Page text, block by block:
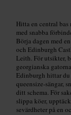
Hitta en central
med snabba
Börja dagen med
och Edinburgh
Leith. För utsikter,
georgianska
Edinburgh hittar
queensize-sängar,
ditt schema. För
slippa köer,
sevärdheter på en